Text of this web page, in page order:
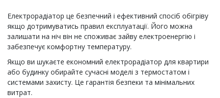
Електрорадіатор це безпечний і ефективний спосіб обігріву
якщо дотримуватись правил експлуатації. Його можна
залишати на ніч він не споживає зайву електроенергію і
забезпечує комфортну температуру.
Якщо ви шукаєте економний електрорадіатор для квартири
або будинку обирайте сучасні моделі з термостатом і
системами захисту. Це гарантія безпеки та мінімальних
витрат.